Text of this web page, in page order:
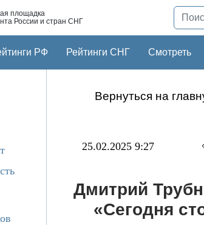
площадка
России и стран СНГ
РФ Рейтинги СНГ Смотреть
Вернуться на
25.02.2025 9:27
Дмитрий
«Сегодня